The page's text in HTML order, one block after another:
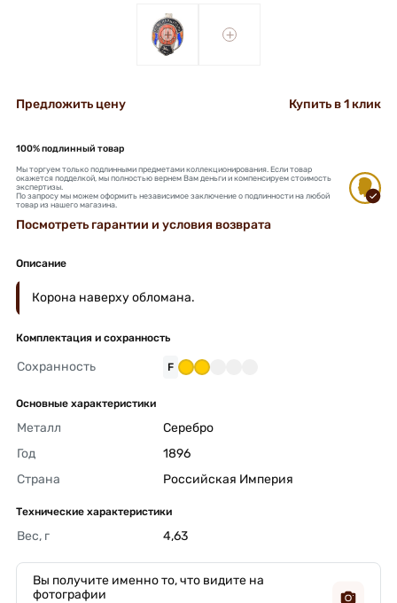
+ +
Предложить цену Купить в 1 клик
100% подлинный товар
Мы торгуем только подлинными предметами коллекционирования. Если товар
окажется подделкой, мы полностью вернем Вам деньги и компенсируем стоимость
экспертизы.
По запросу мы можем оформить независимое заключение о подлинности на любой
товар из нашего магазина.
Посмотреть гарантии и условия возврата
Описание
Корона наверху обломана.
Комплектация и сохранность
Сохранность F
Основные характеристики
Металл
Серебро
Год
1896
Страна
Российская Империя
Технические характеристики
Вес, г 4,63
Вы получите именно то, что видите на
фотографии